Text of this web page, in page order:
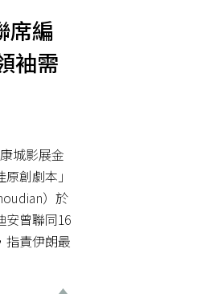
席編
袖需
城影展金
創劇本」
）於
安曾聯同16
指責伊朗最